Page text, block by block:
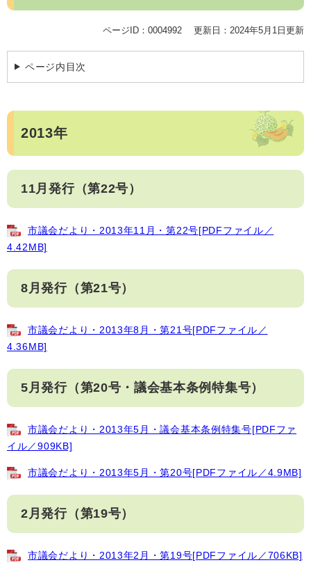
ページID：0004992 更新日：2024年5月1日更新
ページ内目次
2013年
11月発行（第22号）
市議会だより・2013年11月・第22号[PDFファイル／
4.42MB]
8月発行（第21号）
市議会だより・2013年8月・第21号[PDFファイル／
4.36MB]
5月発行（第20号・議会基本条例特集号）
市議会だより・2013年5月・議会基本条例特集号[PDFファ
イル／909KB]
市議会だより・2013年5月・第20号[PDFファイル／4.9MB]
2月発行（第19号）
市議会だより・2013年2月・第19号[PDFファイル／706KB]